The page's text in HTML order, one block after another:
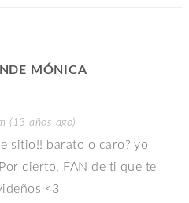
MÓNICA
(13 años ago)
sitio!! barato o caro? yo
cierto, FAN de ti que te
<3